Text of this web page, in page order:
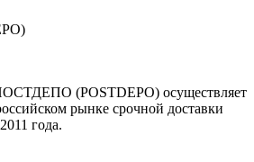
(POSTDEPO) осуществляет
рынке срочной доставки
года.